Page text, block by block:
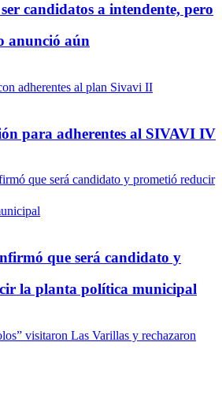
candidatos a intendente, pero
anunció aún
para adherentes al SIVAVI IV
que será candidato y
la planta política municipal